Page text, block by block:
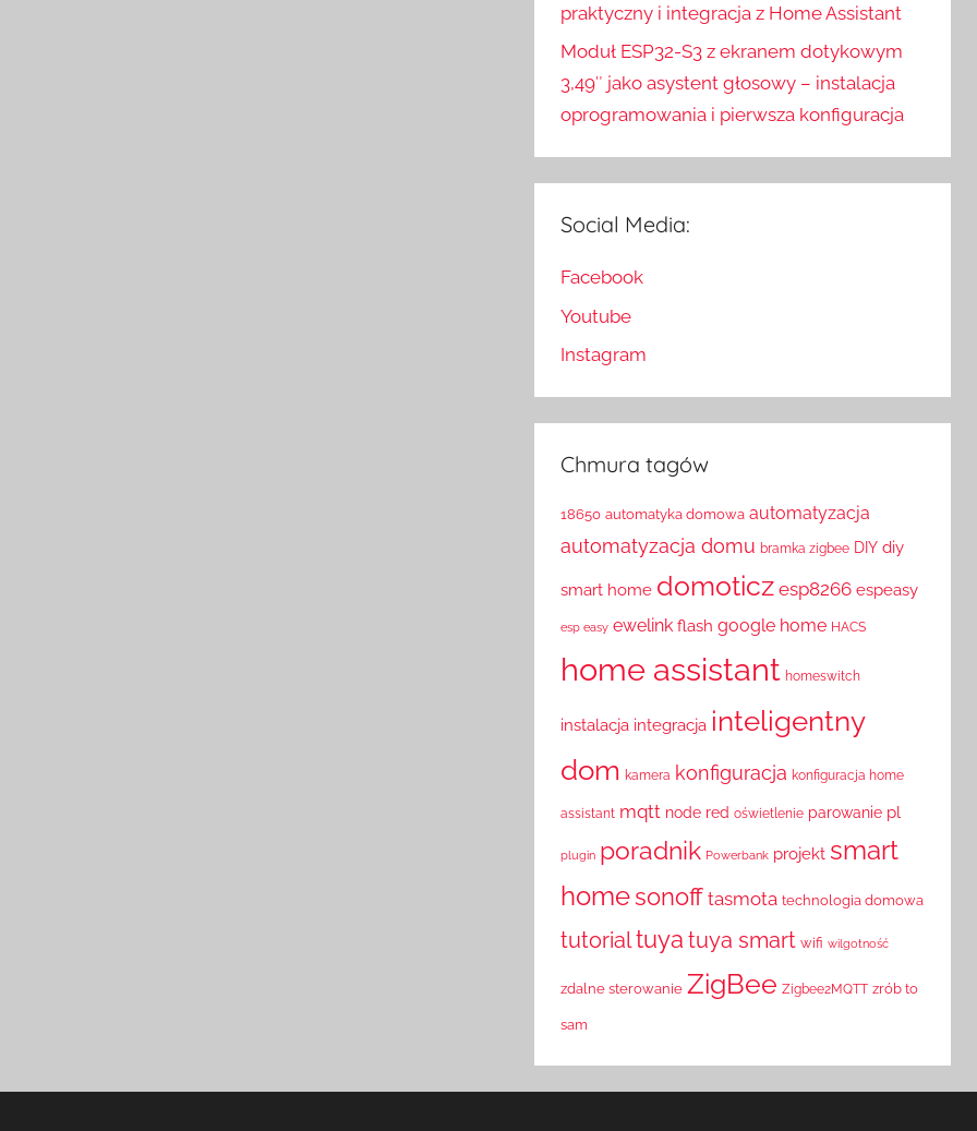
praktyczny i integracja z Home Assistant
Moduł ESP32-S3 z ekranem dotykowym
3,49″ jako asystent głosowy – instalacja
oprogramowania i pierwsza konfiguracja
Social Media:
Facebook
Youtube
Instagram
Chmura tagów
18650 automatyka domowa automatyzacja
automatyzacja domu bramka zigbee DIY diy
smart home domoticz esp8266 espeasy
esp easy ewelink flash google home HACS
home assistant homeswitch
instalacja integracja inteligentny
dom kamera konfiguracja konfiguracja home
assistant mqtt node red oświetlenie parowanie pl
plugin poradnik Powerbank projekt smart
home sonoff tasmota technologia domowa
tutorialtuya tuya smart wifi wilgotność
zdalne sterowanie ZigBee Zigbee2MQTT zrób to
sam